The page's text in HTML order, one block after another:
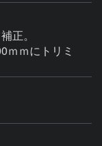
正。
ｍｍにトリミ